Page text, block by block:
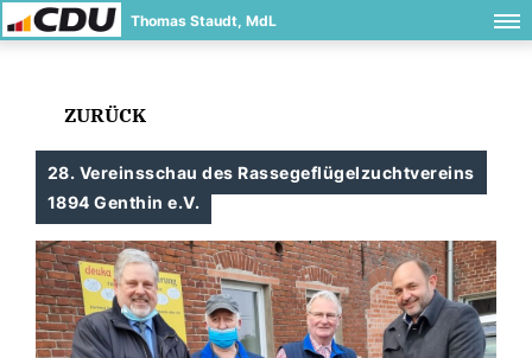
Thomas Staudt, MdL
ZURÜCK
28. Vereinsschau des Rassegeflügelzuchtvereins
1894 Genthin e.V.